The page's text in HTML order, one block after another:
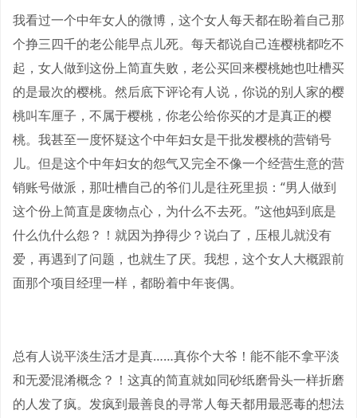
我看过一个中年女人的微博，这个女人每天都在盼着自己那
个挣三四千的老公能早点儿死。每天都说自己连樱桃都吃不
起，女人做到这份上简直失败，老公买回来樱桃她也吐槽买
的是最次的樱桃。然后底下评论有人说，你说的别人家的樱
桃叫车厘子，不属于樱桃，你老公给你买的才是真正的樱
桃。我甚至一度怀疑这个中年妇女是干批发樱桃的营销号
儿。但是这个中年妇女的怨气又完全不像一个经营生意的营
销账号做派，那吐槽自己的爷们儿是往死里损：“男人做到
这个份上简直是废物点心，为什么不去死。”这他妈到底是
什么仇什么怨？！就因为挣得少？说白了，压根儿就没有
爱，再遇到了问题，也就生了厌。我想，这个女人大概跟前
面那个项目经理一样，都盼着中年丧偶。
总有人说平淡生活才是真……真你个大爷！能不能不拿平淡
和无爱混淆概念？！这真的简直就如同砂纸磨骨头一样折磨
的人发了疯。发疯到最善良的寻常人每天都用最恶毒的想法